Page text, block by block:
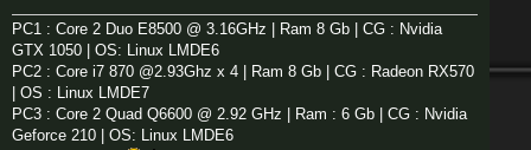
PC1 : Core 2 Duo E8500 @ 3.16GHz | Ram 8 Gb | CG : Nvidia
GTX 1050 | OS: Linux LMDE6
PC2 : Core i7 870 @2.93Ghz x 4 | Ram 8 Gb | CG : Radeon RX570
| OS : Linux LMDE7
PC3 : Core 2 Quad Q6600 @ 2.92 GHz | Ram : 6 Gb | CG : Nvidia
Geforce 210 | OS: Linux LMDE6